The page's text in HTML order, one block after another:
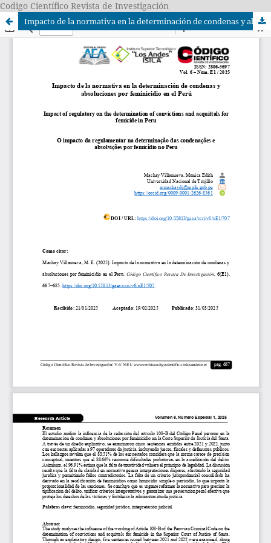
Codigo Científico Revista de Investigación
Impacto de la normativa en la determinación de condenas y absoluciones por feminicidio en el Perú